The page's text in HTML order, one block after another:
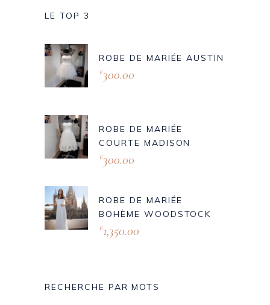
LE TOP 3
ROBE DE MARIÉE AUSTIN
€300.00
ROBE DE MARIÉE
COURTE MADISON
€300.00
ROBE DE MARIÉE
BOHÈME WOODSTOCK
€1,350.00
RECHERCHE PAR MOTS